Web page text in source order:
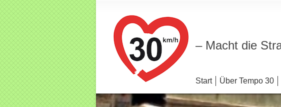
– Macht die
Start Über Tempo 30